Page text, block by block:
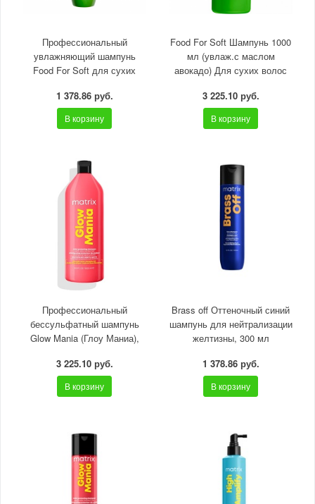
Профессиональный
увлажняющий шампунь
Food For Soft для сухих
гиалуроновой к
1 378.86 руб.
В корзину
Food For Soft Шампунь 1000
мл (увлаж.с маслом
авокадо) Для сухих волос
3 225.10 руб.
В корзину
Профессиональный
бессульфатный шампунь
Glow Mania (Глоу Маниа),
3 225.10 руб.
В корзину
Brass off Оттеночный синий
шампунь для нейтрализации
желтизны, 300 мл
1 378.86 руб.
В корзину